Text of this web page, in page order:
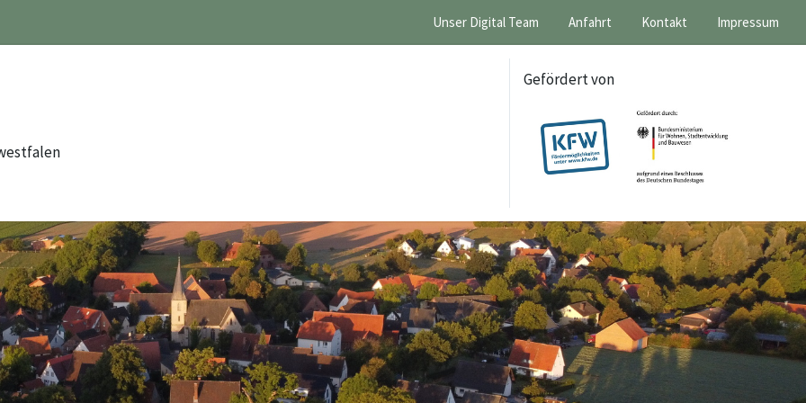
Unser Digital Team Anfahrt Kontakt Impressum
Gefördert von